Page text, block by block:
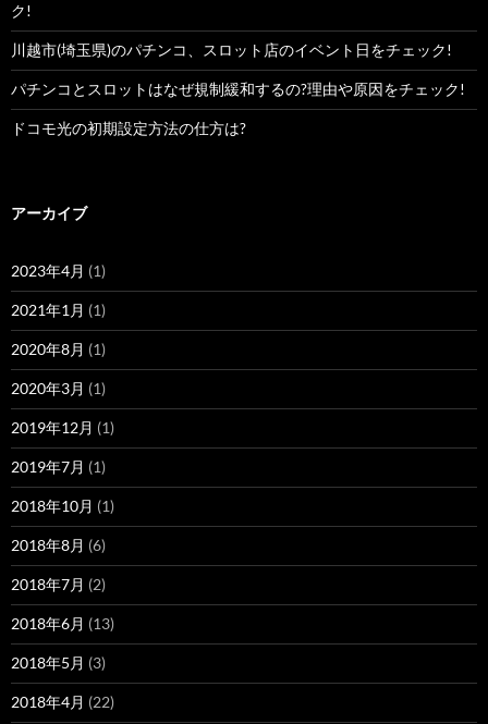
ク!
川越市(埼玉県)のパチンコ、スロット店のイベント日をチェック!
パチンコとスロットはなぜ規制緩和するの?理由や原因をチェック!
ドコモ光の初期設定方法の仕方は?
アーカイブ
2023年4月 (1)
2021年1月 (1)
2020年8月 (1)
2020年3月 (1)
2019年12月 (1)
2019年7月 (1)
2018年10月 (1)
2018年8月 (6)
2018年7月 (2)
2018年6月 (13)
2018年5月 (3)
2018年4月 (22)